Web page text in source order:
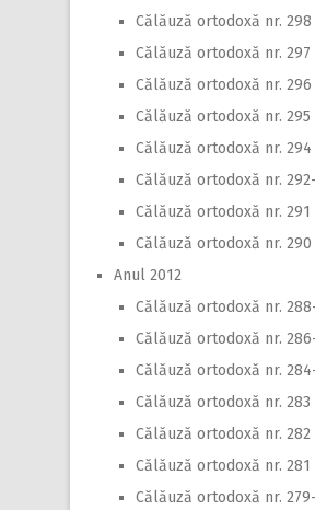
Călăuză ortodoxă nr. 298
Călăuză ortodoxă nr. 297
Călăuză ortodoxă nr. 296
Călăuză ortodoxă nr. 295
Călăuză ortodoxă nr. 294
Călăuză ortodoxă nr.
Călăuză ortodoxă nr. 291
Călăuză ortodoxă nr. 290
Anul 2012
Călăuză ortodoxă nr.
Călăuză ortodoxă nr.
Călăuză ortodoxă nr.
Călăuză ortodoxă nr. 283
Călăuză ortodoxă nr. 282
Călăuză ortodoxă nr. 281
Călăuză ortodoxă nr.